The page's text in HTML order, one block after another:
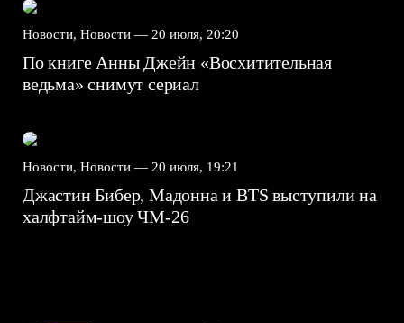
Новости, Новости — 20 июля, 20:20
По книге Анны Джейн «Восхитительная
ведьма» снимут сериал
Новости, Новости — 20 июля, 19:21
Джастин Бибер, Мадонна и BTS выступили на
халфтайм-шоу ЧМ-26